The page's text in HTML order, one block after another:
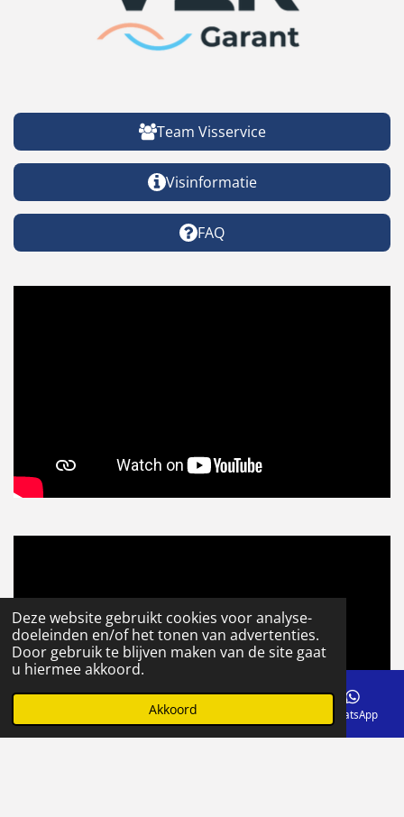
Deze website gebruikt cookies voor analyse-
doeleinden en/of het tonen van advertenties.
Door gebruik te blijven maken van de site gaat
u hiermee akkoord.
Akkoord
Team Visservice
Visinformatie
FAQ
Telefoonnummer WhatsApp